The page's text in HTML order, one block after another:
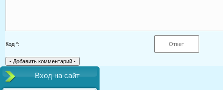
Код *:
Вход на сайт